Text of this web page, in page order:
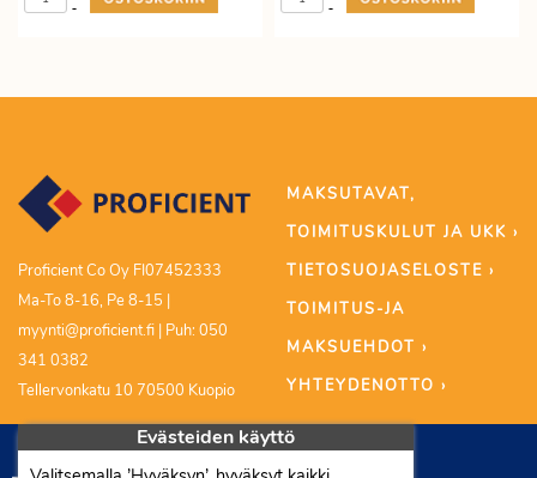
- -
Proficient Co Oy FI07452333
Ma-To 8-16, Pe 8-15 |
myynti@proficient.fi | Puh: 050
341 0382
Tellervonkatu 10 70500 Kuopio
MAKSUTAVAT,
TOIMITUSKULUT JA UKK ›
TIETOSUOJASELOSTE ›
TOIMITUS-JA
MAKSUEHDOT ›
YHTEYDENOTTO ›
Evästeiden käyttö